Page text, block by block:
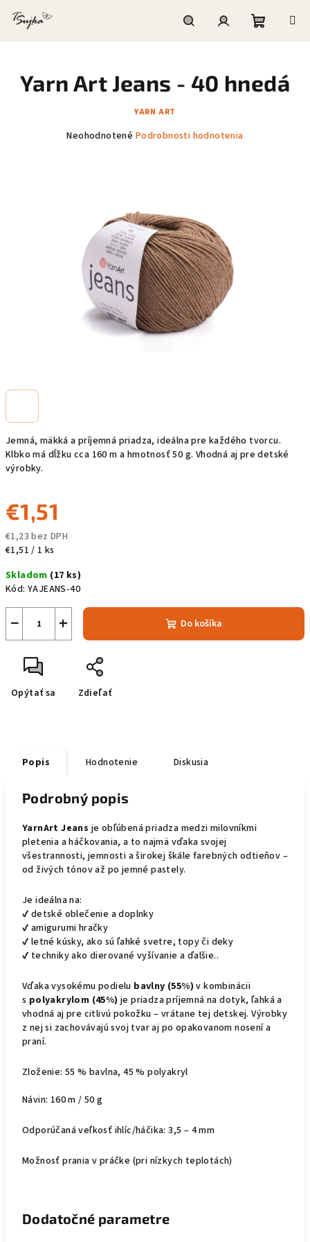
HľadaťPrihlásenie
košík
Jemná, mäkká a príjemná priadza, ideálna pre každého tvorcu.
Klbko má dĺžku cca 160 m a hmotnosť 50 g. Vhodná aj pre detské
výrobky.
€1,51
€1,23 bez DPH
Jednotková
€1,51 / 1 ks
Skladom (17 ks)
Kód: YAJEANS-40
+
− Do košíka
Opýtať sa Zdieľať
Yarn Art Jeans - 40 hnedá
YARN ART
Priemerné
hviezdičiek.
Neohodnotené Podrobnosti hodnotenia
Popis Hodnotenie Diskusia
Podrobný popis
YarnArt Jeans je obľúbená priadza medzi milovníkmi
pletenia a háčkovania, a to najmä vďaka svojej
všestrannosti, jemnosti a širokej škále farebných odtieňov –
od živých tónov až po jemné pastely.
Je ideálna na:
✔️ detské oblečenie a doplnky
✔️ amigurumi hračky
✔️ letné kúsky, ako sú ľahké svetre, topy či deky
✔️ techniky ako dierované vyšívanie a ďalšie..
Vďaka vysokému podielu bavlny (55%) v kombinácii
s polyakrylom (45%) je priadza príjemná na dotyk, ľahká a
vhodná aj pre citlivú pokožku – vrátane tej detskej. Výrobky
z nej si zachovávajú svoj tvar aj po opakovanom nosení a
praní.
Zloženie: 55 % bavlna, 45 % polyakryl
Návin: 160 m / 50 g
Odporúčaná veľkosť ihlíc/háčika: 3,5 – 4 mm
Možnosť prania v práčke (pri nízkych teplotách)
Dodatočné parametre